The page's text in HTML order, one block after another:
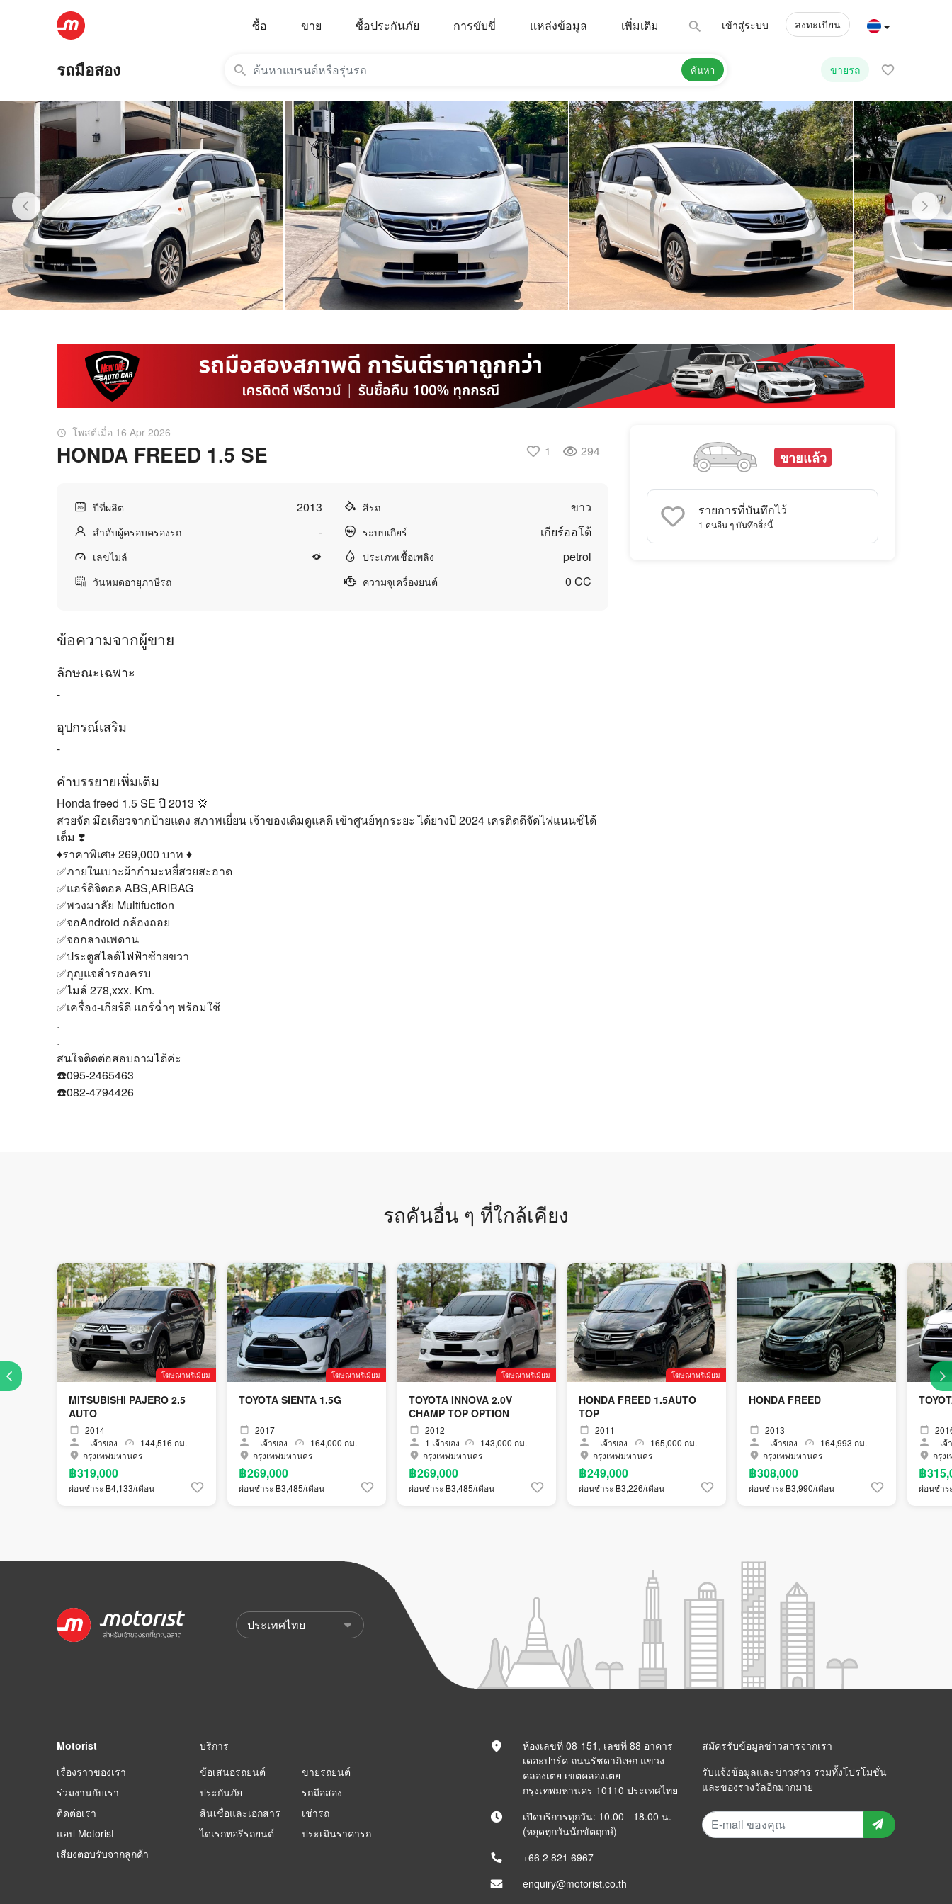
ซื้อ ขาย ซื้อประกันภัย การขับขี่ แหล่งข้อมูล เพิ่มเติม เข้าสู่ระบบ ลงทะเบียน
รถมือสอง ขายรถ
ค้นหา
โพสต์เมื่อ 16 Apr 2026
HONDA FREED 1.5 SE 1 294
ปีที่ผลิต 2013
ลำดับผู้ครอบครองรถ -
เลขไมล์
วันหมดอายุภาษีรถ
สีรถ ขาว
ระบบเกียร์ เกียร์ออโต้
ประเภทเชื้อเพลิง petrol
ความจุเครื่องยนต์ 0 CC
ข้อความจากผู้ขาย
ลักษณะเฉพาะ
-
อุปกรณ์เสริม
-
คำบรรยายเพิ่มเติม
Honda freed 1.5 SE ปี 2013 💢
สวยจัด มือเดียวจากป้ายแดง สภาพเยี่ยน เจ้าของเดิมดูแลดี เข้าศูนย์ทุกระยะ ได้ยางปี 2024 เครติดดีจัดไฟแนนซ์ได้
เต็ม ❣️
♦️ราคาพิเศษ 269,000 บาท ♦️
✅ภายในเบาะผ้ากำมะหยี่สวยสะอาด
✅แอร์ดิจิตอล ABS,ARIBAG
✅พวงมาลัย Multifuction
✅️จอAndroid กล้องถอย
✅️จอกลางเพดาน
✅ประตูสไลด์ไฟฟ้าซ้ายขวา
✅กุญแจสำรองครบ
✅️ไมล์ 278,xxx. Km.
✅เครื่อง-เกียร์ดี แอร์ฉ่ำๆ พร้อมใช้
.
.
สนใจติดต่อสอบถามได้ค่ะ
☎️095-2465463
☎️082-4794426
ขายแล้ว
รายการที่บันทึกไว้
1 คนอื่น ๆ บันทึกสิ่งนี้
รถคันอื่น ๆ ที่ใกล้เคียง
โฆษณาพรีเมียม
MITSUBISHI PAJERO 2.5
AUTO
2014
- เจ้าของ
144,516 กม.
กรุงเทพมหานคร
฿319,000
ผ่อนชำระ ฿4,133/เดือน
โฆษณาพรีเมียม
TOYOTA SIENTA 1.5G
2017
- เจ้าของ
164,000 กม.
กรุงเทพมหานคร
฿269,000
ผ่อนชำระ ฿3,485/เดือน
โฆษณาพรีเมียม
TOYOTA INNOVA 2.0V
CHAMP TOP OPTION
2012
1 เจ้าของ
143,000 กม.
กรุงเทพมหานคร
฿269,000
ผ่อนชำระ ฿3,485/เดือน
โฆษณาพรีเมียม
HONDA FREED 1.5AUTO
TOP
2011
- เจ้าของ
165,000 กม.
กรุงเทพมหานคร
฿249,000
ผ่อนชำระ ฿3,226/เดือน
HONDA FREED
2013
- เจ้าของ
164,993 กม.
กรุงเทพมหานคร
฿308,000
ผ่อนชำระ ฿3,990/เดือน
- เจ้
กรุง
฿
ผ่อนชำร
Motorist
เรื่องราวของเรา
ร่วมงานกับเรา
ติดต่อเรา
แอป Motorist
เสียงตอบรับจากลูกค้า
บริการ
ข้อเสนอรถยนต์
ประกันภัย
สินเชื่อและเอกสาร
ไดเรกทอรีรถยนต์
ขายรถยนต์
รถมือสอง
เช่ารถ
ประเมินราคารถ
ห้องเลขที่ 08-151, เลขที่ 88 อาคาร
เดอะปาร์ค ถนนรัชดาภิเษก แขวง
คลองเตย เขตคลองเตย
กรุงเทพมหานคร 10110 ประเทศไทย
เปิดบริการทุกวัน: 10.00 - 18.00 น.
(หยุดทุกวันนักขัตฤกษ์)
+66 2 821 6967
enquiry@motorist.co.th
สมัครรับข้อมูลข่าวสารจากเรา
รับแจ้งข้อมูลและข่าวสาร รวมทั้งโปรโมชั่น
และของรางวัลอีกมากมาย